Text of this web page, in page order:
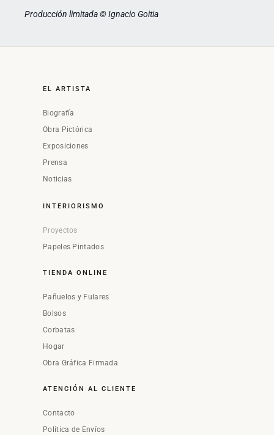
Producción limitada © Ignacio Goitia
EL ARTISTA
Biografía
Obra Pictórica
Exposiciones
Prensa
Noticias
INTERIORISMO
Proyectos
Papeles Pintados
TIENDA ONLINE
Pañuelos y Fulares
Bolsos
Corbatas
Hogar
Obra Gráfica Firmada
ATENCIÓN AL CLIENTE
Contacto
Política de Envíos